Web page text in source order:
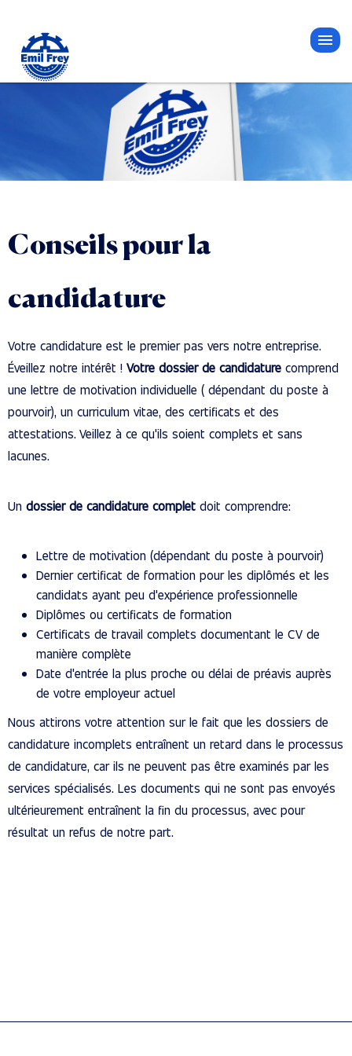
Conseils pour la
candidature
Votre candidature est le premier pas vers notre entreprise.
Éveillez notre intérêt ! Votre dossier de candidature comprend
une lettre de motivation individuelle ( dépendant du poste à
pourvoir), un curriculum vitae, des certificats et des
attestations. Veillez à ce qu'ils soient complets et sans
lacunes.
Un dossier de candidature complet doit comprendre:
Lettre de motivation (dépendant du poste à pourvoir)
Dernier certificat de formation pour les diplômés et les
candidats ayant peu d'expérience professionnelle
Diplômes ou certificats de formation
Certificats de travail complets documentant le CV de
manière complète
Date d'entrée la plus proche ou délai de préavis auprès
de votre employeur actuel
Nous attirons votre attention sur le fait que les dossiers de
candidature incomplets entraînent un retard dans le processus
de candidature, car ils ne peuvent pas être examinés par les
services spécialisés. Les documents qui ne sont pas envoyés
ultérieurement entraînent la fin du processus, avec pour
résultat un refus de notre part.